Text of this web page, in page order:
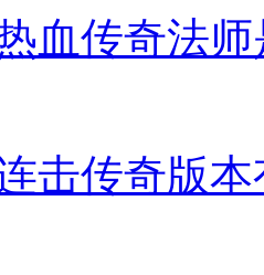
血传奇法
击传奇版